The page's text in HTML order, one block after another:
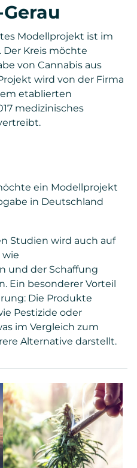
Modellprojekt ist im
Der Kreis möchte
von Cannabis aus
wird von der Firma
etablierten
medizinisches
ein Modellprojekt
in Deutschland
Studien wird auch auf
und der Schaffung
Ein besonderer Vorteil
Die Produkte
Pestizide oder
im Vergleich zum
Alternative darstellt.